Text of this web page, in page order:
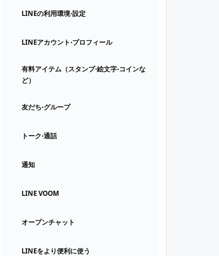
LINEの利用環境⋅設定
LINEアカウント⋅プロフィール
有料アイテム（スタンプ⋅絵文字⋅コインな
ど）
友だち⋅グループ
トーク⋅通話
通知
LINE VOOM
オープンチャット
LINEをより便利に使う